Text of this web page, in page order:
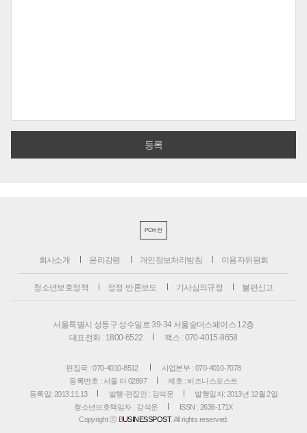
PC버전
회사소개 윤리강령 개인정보처리방침 이용자위원회
청소년보호정책 정정·반론보도 기사심의규정 불편신고
서울특별시 성동구 성수일로 39-34 서울숲더스페이스 12층
대표전화 : 1800-6522
팩스 : 070-4015-8658
편집국 : 070-4010-8512
사업본부 : 070-4010-7078
등록번호 : 서울 아 02897
제호 : 비즈니스포스트
등록일: 2013.11.13
발행·편집인 : 강석운
발행일자: 2013년 12월 2일
청소년보호책임자 : 강석운
ISSN : 2636-171X
Copyright ⓒ BUSINESSPOST. All rights reserved.